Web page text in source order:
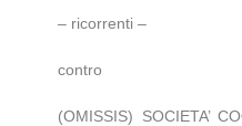
– ricorrenti –
contro
(OMISSIS) SOCIETA’